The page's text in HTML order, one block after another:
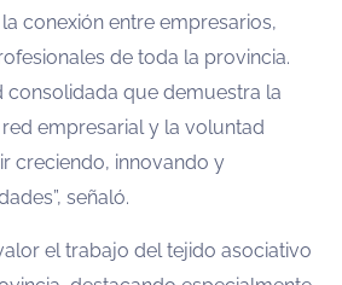
conexión entre empresarios,
de toda la provincia.
consolidada que demuestra la
empresarial y la voluntad
creciendo, innovando y
señaló.
el trabajo del tejido asociativo